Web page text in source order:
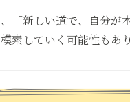
「新しい道で、自分が
索していく可能性もあ